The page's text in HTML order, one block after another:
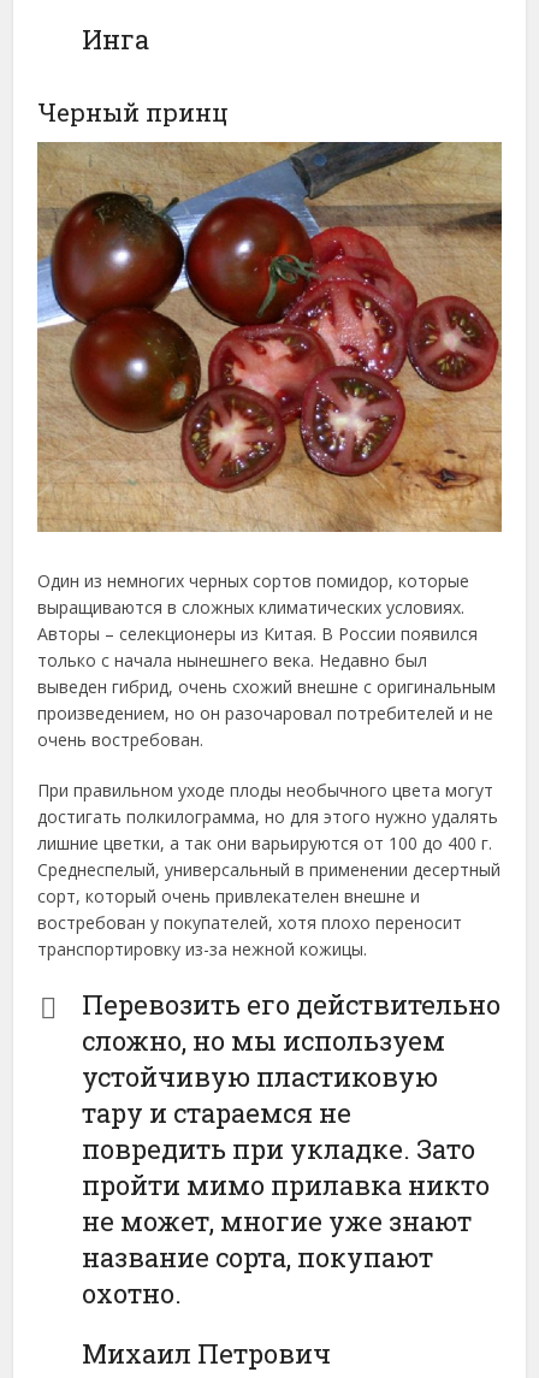
Инга
Черный принц
Один из немногих черных сортов помидор, которые
выращиваются в сложных климатических условиях.
Авторы – селекционеры из Китая. В России появился
только с начала нынешнего века. Недавно был
выведен гибрид, очень схожий внешне с оригинальным
произведением, но он разочаровал потребителей и не
очень востребован.
При правильном уходе плоды необычного цвета могут
достигать полкилограмма, но для этого нужно удалять
лишние цветки, а так они варьируются от 100 до 400 г.
Среднеспелый, универсальный в применении десертный
сорт, который очень привлекателен внешне и
востребован у покупателей, хотя плохо переносит
транспортировку из-за нежной кожицы.
Перевозить его действительно
сложно, но мы используем
устойчивую пластиковую
тару и стараемся не
повредить при укладке. Зато
пройти мимо прилавка никто
не может, многие уже знают
название сорта, покупают
охотно.
Михаил Петрович